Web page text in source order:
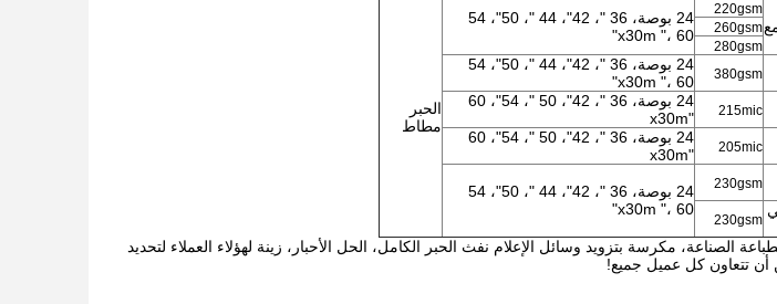
220gsm
24 بوصة، 36 "، 42"، 44 "، 50"، 54
x30m "، 60"
الحبر
مطاط
260gsm
280gsm
380gsm
24 بوصة، 36 "، 42"، 44 "، 50"، 54
x30m "، 60"
215mic
24 بوصة، 36 "، 42"، 50 "، 54"، 60
"x30m
205mic
24 بوصة، 36 "، 42"، 50 "، 54"، 60
"x30m
230gsm
24 بوصة، 36 "، 42"، 44 "، 50"، 54
x30m "، 60"
230gsm
الصناعة، مكرسة بتزويد وسائل الإعلام نفث الحبر الكامل، الحل الأحبار، زينة لهؤلاء العملاء لتحديد
أن تتعاون كل عميل جميع!